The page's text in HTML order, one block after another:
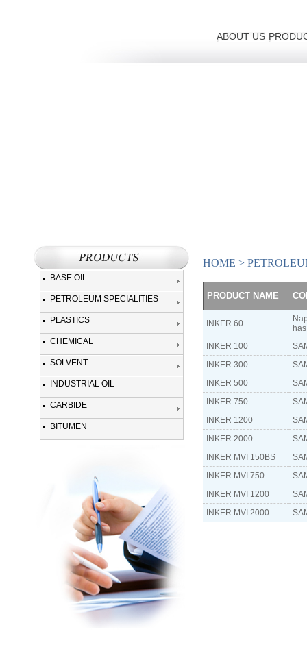
ABOUT US
BASE OIL
PETROLEUM SPECIALITIES
PLASTICS
CHEMICAL
SOLVENT
INDUSTRIAL OIL
CARBIDE
BITUMEN
HOME >
PRODUCT NAME
INKER 60
INKER 100
INKER 300
INKER 500
INKER 750
INKER 1200
INKER 2000
INKER MVI 150BS
INKER MVI 750
INKER MVI 1200
INKER MVI 2000